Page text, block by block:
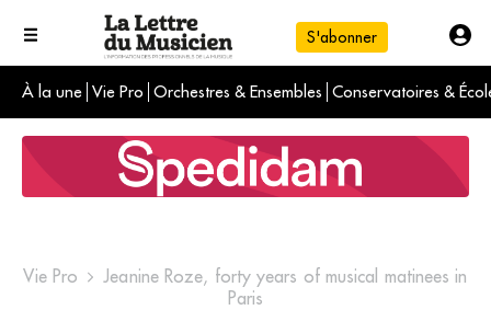
S'abonner
À la une Vie Pro Orchestres & Ensembles Conservatoires &
L'info du jour
Le numéro du mois
International
Vie Pro
Jeanine Roze, forty years of musical matinees in
Paris